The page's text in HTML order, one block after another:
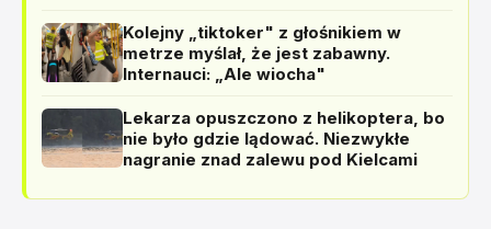
Kolejny „tiktoker" z głośnikiem w
metrze myślał, że jest zabawny.
Internauci: „Ale wiocha"
Lekarza opuszczono z helikoptera, bo
nie było gdzie lądować. Niezwykłe
nagranie znad zalewu pod Kielcami